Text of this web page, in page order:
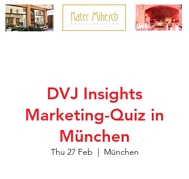
DVJ Insights
Marketing-Quiz in
München
Thu 27 Feb
  |
München